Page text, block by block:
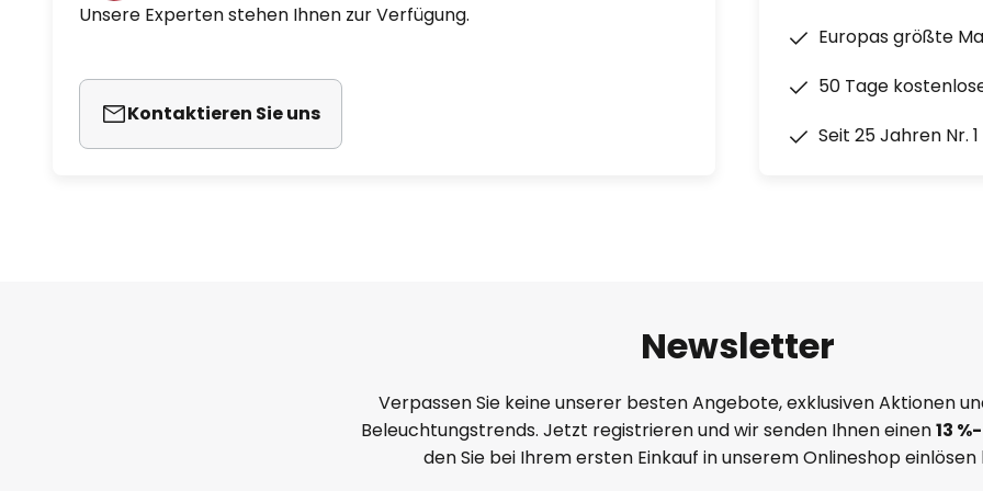
Unsere Experten stehen Ihnen zur Verfügung.
Kontaktieren Sie uns
Europas größte
50 Tage
Seit 25 Jahren Nr.
Newsletter
Verpassen Sie keine unserer besten Angebote, exklusiven Aktionen
Beleuchtungstrends. Jetzt registrieren und wir senden Ihnen einen13 %
den Sie bei Ihrem ersten Einkauf in unserem Onlineshop